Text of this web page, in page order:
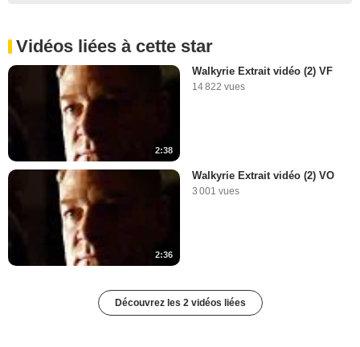
Vidéos liées à cette star
2:38
Walkyrie Extrait vidéo (2) VF
14 822 vues
2:36
Walkyrie Extrait vidéo (2) VO
3 001 vues
Découvrez les 2 vidéos liées